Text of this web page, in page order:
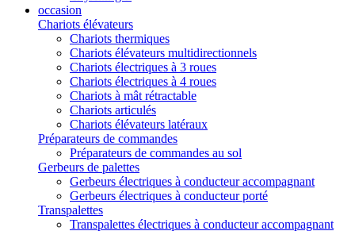
occasion
Chariots élévateurs
Chariots thermiques
Chariots élévateurs multidirectionnels
Chariots électriques à 3 roues
Chariots électriques à 4 roues
Chariots à mât rétractable
Chariots articulés
Chariots élévateurs latéraux
Préparateurs de commandes
Préparateurs de commandes au sol
Gerbeurs de palettes
Gerbeurs électriques à conducteur accompagnant
Gerbeurs électriques à conducteur porté
Transpalettes
Transpalettes électriques à conducteur accompagnant